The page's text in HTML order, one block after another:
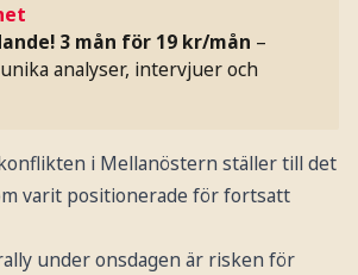
3 mån för 19 kr/mån –
analyser, intervjuer och
i Mellanöstern ställer till det
varit positionerade för fortsatt
under onsdagen är risken för